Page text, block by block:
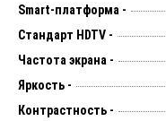
Smart-платформа -
Стандарт HDTV -
Частота экрана -
Яркость -
Контрастность -